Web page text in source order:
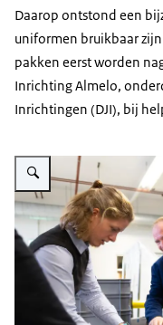
Daarop ontstond een
uniformen bruikbaar
pakken eerst worden
Inrichting Almelo,
Inrichtingen (DJI), bij
Vergroot afbeelding